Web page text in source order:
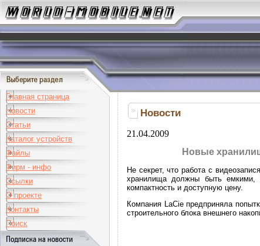
Главная страница
Новости
Статьи
Каталог устройств
Файлы
Фирм - инфо
Ссылки
О проекте
Контакты
Поиск
Новости
21.04.2009
Новые
Не секрет, что работа с
хранилища должны быть емкими,
компактность и доступную цену.
Компания LaCie предприняла
строительного блока внешнего